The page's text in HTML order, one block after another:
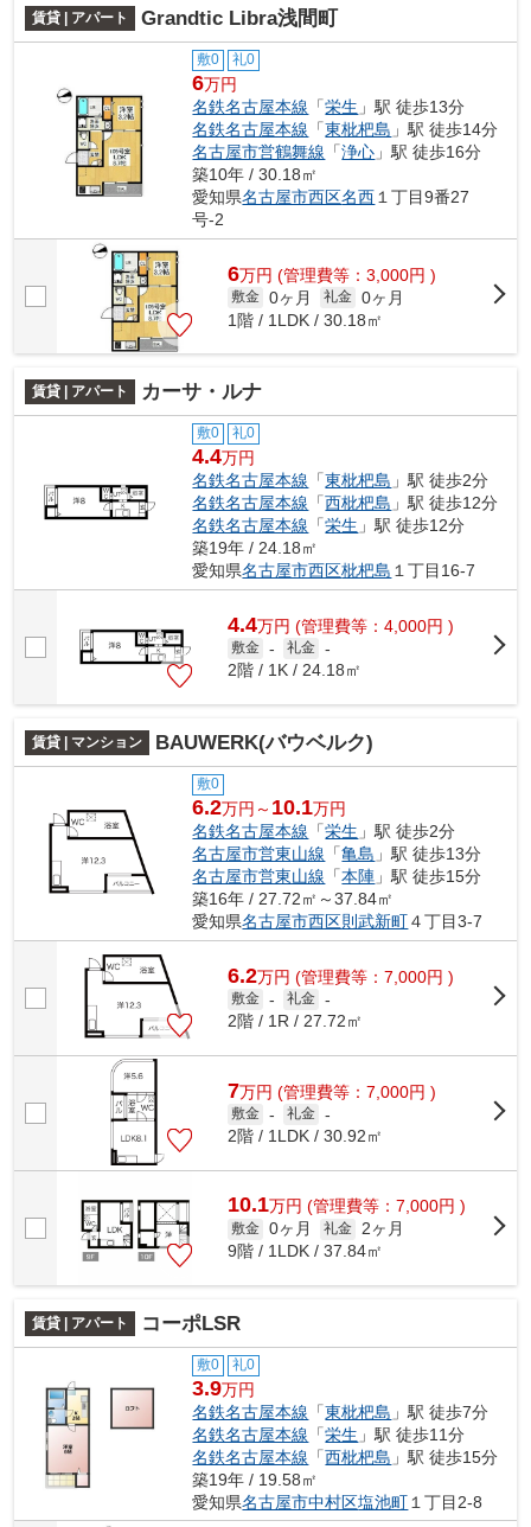
賃貸 | アパート Grandtic Libra浅間町
敷0 礼0
6万円
名鉄名古屋本線 「栄生 」駅 徒歩13分
名鉄名古屋本線 「東枇杷島 」駅 徒歩14分
名古屋市営鶴舞線 「浄心 」駅 徒歩16分
築10年 / 30.18㎡
愛知県名古屋市西区名西 １丁目9番27
号-2
6万円 (管理費等：3,000円 )
敷金 0ヶ月 礼金 0ヶ月
1階 / 1LDK / 30.18㎡
賃貸 | アパート カーサ・ルナ
敷0 礼0
4.4万円
名鉄名古屋本線 「東枇杷島 」駅 徒歩2分
名鉄名古屋本線 「西枇杷島 」駅 徒歩12分
名鉄名古屋本線 「栄生 」駅 徒歩12分
築19年 / 24.18㎡
愛知県名古屋市西区枇杷島 １丁目16-7
4.4万円 (管理費等：4,000円 )
敷金 - 礼金 -
2階 / 1K / 24.18㎡
賃貸 | マンション BAUWERK(バウベルク)
敷0
6.2万円～ 10.1万円
名鉄名古屋本線 「栄生 」駅 徒歩2分
名古屋市営東山線 「亀島 」駅 徒歩13分
名古屋市営東山線 「本陣 」駅 徒歩15分
築16年 / 27.72㎡～37.84㎡
愛知県名古屋市西区則武新町４丁目3-7
6.2万円 (管理費等：7,000円 )
敷金 - 礼金 -
2階 / 1R / 27.72㎡
7万円 (管理費等：7,000円 )
敷金 - 礼金 -
2階 / 1LDK / 30.92㎡
10.1万円 (管理費等：7,000円 )
敷金 0ヶ月 礼金 2ヶ月
9階 / 1LDK / 37.84㎡
賃貸 | アパート コーポLSR
敷0 礼0
3.9万円
名鉄名古屋本線 「東枇杷島 」駅 徒歩7分
名鉄名古屋本線 「栄生 」駅 徒歩11分
名鉄名古屋本線 「西枇杷島 」駅 徒歩15分
築19年 / 19.58㎡
愛知県名古屋市中村区塩池町 １丁目2-8